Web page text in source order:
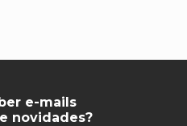
e-mails
novidades?